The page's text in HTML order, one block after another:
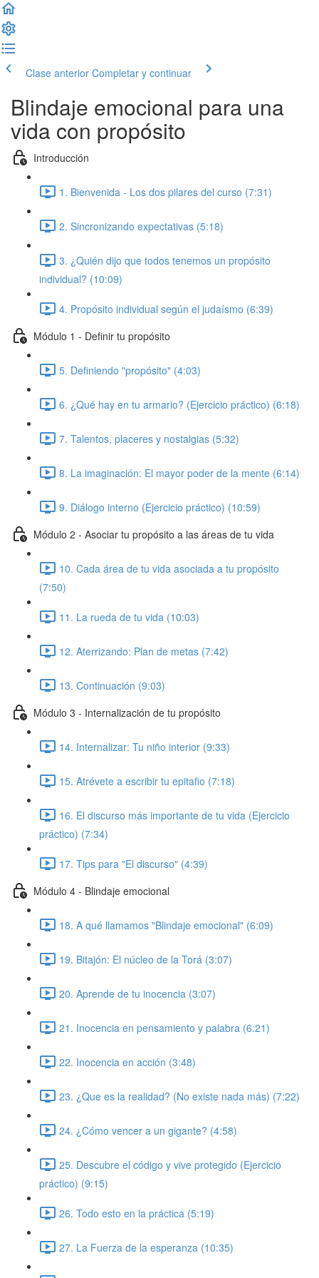
Clase anterior Completar y continuar
Blindaje emocional para una
vida con propósito
Introducción
1. Bienvenida - Los dos pilares del curso (7:31)
2. Sincronizando expectativas (5:18)
3. ¿Quién dijo que todos tenemos un propósito
individual? (10:09)
4. Propósito individual según el judaísmo (6:39)
Módulo 1 - Definir tu propósito
5. Definiendo "propósito" (4:03)
6. ¿Qué hay en tu armario? (Ejercicio práctico) (6:18)
7. Talentos, placeres y nostalgias (5:32)
8. La imaginación: El mayor poder de la mente (6:14)
9. Diálogo interno (Ejercicio práctico) (10:59)
Módulo 2 - Asociar tu propósito a las áreas de tu vida
10. Cada área de tu vida asociada a tu propósito
(7:50)
11. La rueda de tu vida (10:03)
12. Aterrizando: Plan de metas (7:42)
13. Continuación (9:03)
Módulo 3 - Internalización de tu propósito
14. Internalizar: Tu niño interior (9:33)
15. Atrévete a escribir tu epitafio (7:18)
16. El discurso más importante de tu vida (Ejercicio
práctico) (7:34)
17. Tips para "El discurso" (4:39)
Módulo 4 - Blindaje emocional
18. A qué llamamos "Blindaje emocional" (6:09)
19. Bitajón: El núcleo de la Torá (3:07)
20. Aprende de tu inocencia (3:07)
21. Inocencia en pensamiento y palabra (6:21)
22. Inocencia en acción (3:48)
23. ¿Que es la realidad? (No existe nada más) (7:22)
24. ¿Cómo vencer a un gigante? (4:58)
25. Descubre el código y vive protegido (Ejercicio
práctico) (9:15)
26. Todo esto en la práctica (5:19)
27. La Fuerza de la esperanza (10:35)